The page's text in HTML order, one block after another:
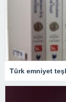
Türk emniyet